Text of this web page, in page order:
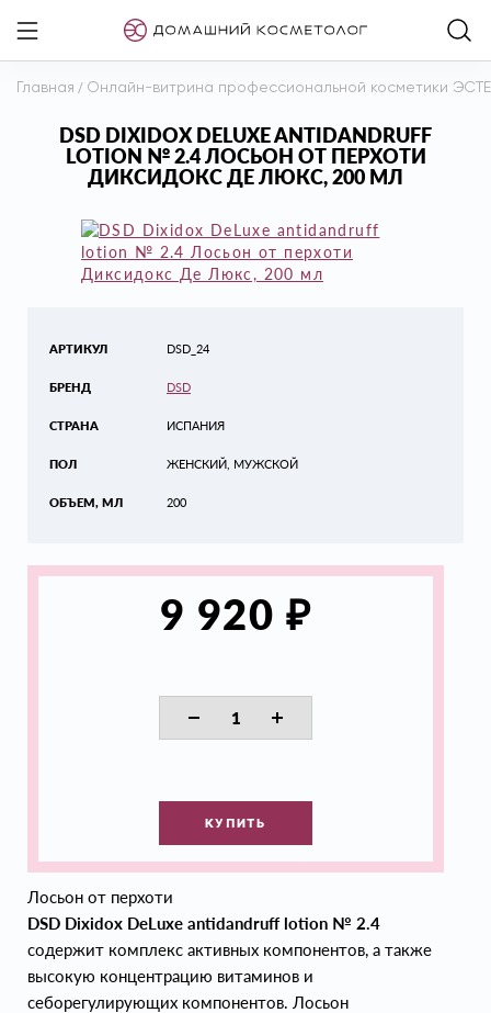
Главная / Онлайн-витрина профессиональной косметики
DSD DIXIDOX DELUXE ANTIDANDRUFF
LOTION № 2.4 ЛОСЬОН ОТ ПЕРХОТИ
ДИКСИДОКС ДЕ ЛЮКС, 200 МЛ
АРТИКУЛ
БРЕНД
СТРАНА
ПОЛ
ОБЪЕМ, МЛ
DSD_24
DSD
ИСПАНИЯ
ЖЕНСКИЙ, МУЖСКОЙ
200
9 920 ₽
КУПИТЬ
Лосьон от перхоти
DSD Dixidox DeLuxe antidandruff lotion № 2.4
содержит комплекс активных компонентов, а также
высокую концентрацию витаминов и
себорегулирующих компонентов. Лосьон